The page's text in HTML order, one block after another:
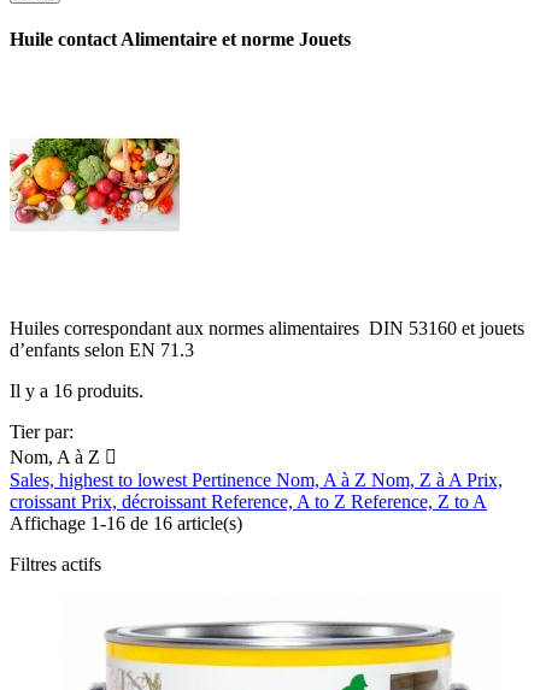
Huile contact Alimentaire et norme Jouets
Huiles correspondant aux normes alimentaires DIN 53160 et jouets
d’enfants selon EN 71.3
Il y a 16 produits.
Tier par:
Nom, A à Z 
Sales, highest to lowest Pertinence Nom, A à Z Nom, Z à A Prix,
croissant Prix, décroissant Reference, A to Z Reference, Z to A
Affichage 1-16 de 16 article(s)
Filtres actifs